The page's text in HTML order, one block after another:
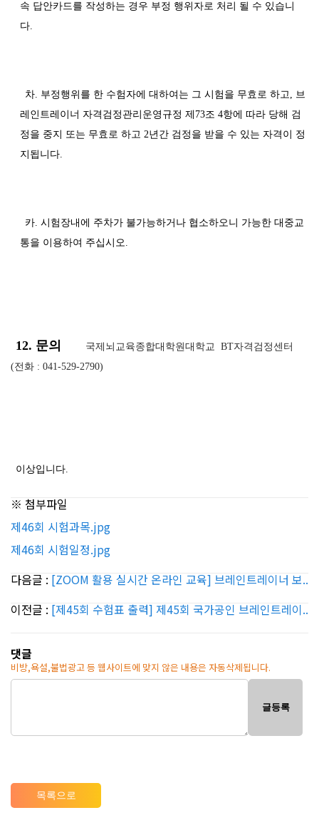
속 답안카드를 작성하는 경우 부정 행위자로 처리 될 수 있습니
다.
차. 부정행위를 한 수험자에 대하여는 그 시험을 무효로 하고, 브
레인트레이너 자격검정관리운영규정 제73조 4항에 따라 당해 검
정을 중지 또는 무효로 하고 2년간 검정을 받을 수 있는 자격이 정
지됩니다.
카. 시험장내에 주차가 불가능하거나 협소하오니 가능한 대중교
통을 이용하여 주십시오.
12. 문의
국제뇌교육종합대학원대학교 BT자격검정센터
(전화 : 041-529-2790)
이상입니다.
※ 첨부파일
제46회 시험과목.jpg
제46회 시험일정.jpg
다음글 : [ZOOM 활용 실시간 온라인 교육] 브레인트레이너 보..
이전글 : [제45회 수험표 출력] 제45회 국가공인 브레인트레이..
댓글
비방,욕설,불법광고 등 웹사이트에 맞지 않은 내용은 자동삭제됩니다.
글등록
목록으로